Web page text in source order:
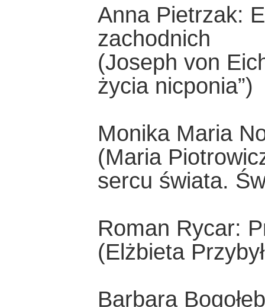
Anna Pietrzak:
zachodnich
(Joseph von
życia nicponia”)
Monika Maria
(Maria
sercu świata.
Roman Rycar:
(Elżbieta
Barbara